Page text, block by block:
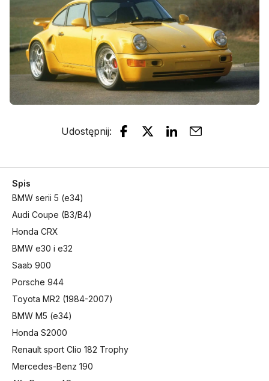
Udostępnij:
Spis
BMW serii 5 (e34)
Audi Coupe (B3/B4)
Honda CRX
BMW e30 i e32
Saab 900
Porsche 944
Toyota MR2 (1984-2007)
BMW M5 (e34)
Honda S2000
Renault sport Clio 182 Trophy
Mercedes-Benz 190